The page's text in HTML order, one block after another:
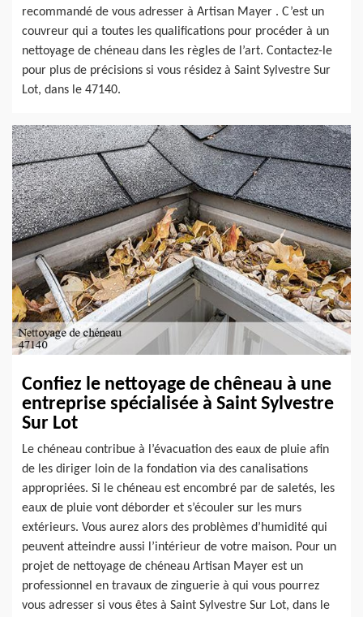
recommandé de vous adresser à Artisan Mayer . C’est un
couvreur qui a toutes les qualifications pour procéder à un
nettoyage de chéneau dans les règles de l’art. Contactez-le
pour plus de précisions si vous résidez à Saint Sylvestre Sur
Lot, dans le 47140.
Confiez le nettoyage de chêneau à une
entreprise spécialisée à Saint Sylvestre
Sur Lot
Le chéneau contribue à l’évacuation des eaux de pluie afin
de les diriger loin de la fondation via des canalisations
appropriées. Si le chéneau est encombré par de saletés, les
eaux de pluie vont déborder et s’écouler sur les murs
extérieurs. Vous aurez alors des problèmes d’humidité qui
peuvent atteindre aussi l’intérieur de votre maison. Pour un
projet de nettoyage de chéneau Artisan Mayer est un
professionnel en travaux de zinguerie à qui vous pourrez
vous adresser si vous êtes à Saint Sylvestre Sur Lot, dans le